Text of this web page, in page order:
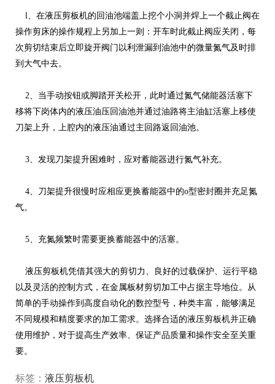
l、在液压剪板机的回油池端盖上挖个小洞并焊上一个截止阀在
操作剪床的操作规程上另加上一则：开车时此截止阀应关闭，每
次剪切结束后立即旋开阀门以利泄漏到油池中的微量氮气及时排
到大气中去。
2、当手动按钮或脚踏开关松开，此时通过氮气储能器活塞下
移将下岗体内的液压油压回油池并通过油路将主油缸活塞上移使
刀架上升，上腔内的液压油通过主回路返回油池。
3、发现刀架提升困难时，应对蓄能器进行氮气补充。
4、刀架提升很慢时应相应更换蓄能器中的o型密封圈并充足氮
气。
5、充氮频繁时需要更换蓄能器中的活塞。
液压剪板机凭借其强大的剪切力、良好的过载保护、运行平稳
以及灵活的控制方式，在金属板材剪切加工中占据主导地位。从
简单的手动操作到高度自动化的数控型号，种类丰富，能够满足
不同规模和精度要求的加工需求。选择合适的液压剪板机并正确
使用维护，对于提高生产效率、保证产品质量和操作安全至关重
要。
标签： 液压剪板机